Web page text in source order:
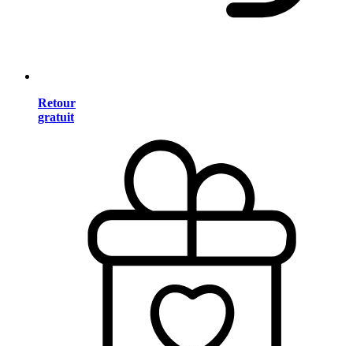
Retour
gratuit